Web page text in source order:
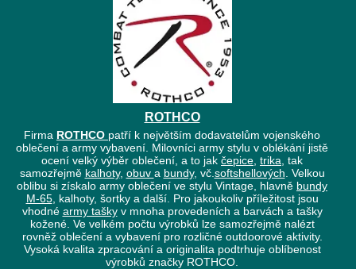
ROTHCO
Firma ROTHCO patří k největším dodavatelům vojenského
oblečení a army vybavení. Milovníci army stylu v oblékání jistě
ocení velký výběr oblečení, a to jak čepice trika , tak
samozřejmě kalhoty, obuv a bundy, vč. softshellových . Velkou
oblibu si získalo army oblečení ve stylu Vintage, hlavně bundy
M-65, kalhoty, šortky a další. Pro jakoukoliv příležitost jsou
vhodné army taškyv mnoha provedeních a barvách a tašky
kožené. Ve velkém počtu výrobků lze samozřejmě nalézt
rovněž oblečení a vybavení pro rozličné outdoorové aktivity.
Vysoká kvalita zpracování a originalita podtrhuje oblíbenost
výrobků značky ROTHCO.